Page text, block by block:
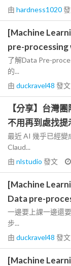
由 hardness1020
[Machine
pre-
了解Data Pre-
的...
由 duckravel48 發文
【分享】台灣
不用再到處找提
最近 AI 幾乎已經變
Claud...
由 nlstudio 發文
[Machine
Data pre-
一邊要上課一邊還
步...
由 duckravel48 發文
[Machine